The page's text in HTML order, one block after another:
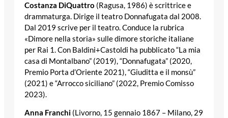
Costanza DiQuattro (Ragusa, 1986) è scrittrice e
drammaturga. Dirige il teatro Donnafugata dal 2008.
Dal 2019 scrive per il teatro. Conduce la rubrica
«Dimore nella storia» sulle dimore storiche italiane
per Rai 1. Con Baldini+Castoldi ha pubblicato “La mia
casa di Montalbano” (2019), “Donnafugata” (2020,
Premio Porta d’Oriente 2021), “Giuditta e il monsù”
(2021) e “Arrocco siciliano” (2022, Premio Comisso
2023).
Anna Franchi (Livorno, 15 gennaio 1867 – Milano, 29